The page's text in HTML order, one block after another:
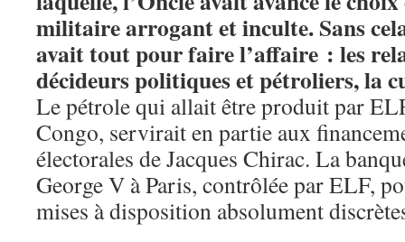
militaire arrogant et inculte. Sans
avait tout pour faire l’affaire : les
décideurs politiques et pétroliers, la
Le pétrole qui allait être produit par
Congo, servirait en partie aux
électorales de Jacques Chirac. La
George V à Paris, contrôlée par ELF,
mises à disposition absolument